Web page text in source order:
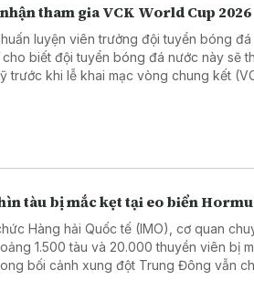
tham gia VCK World Cup 2026
luyện viên trưởng đội tuyển bóng đá
biết đội tuyển bóng đá nước này sẽ
trước khi lễ khai mạc vòng chung kết
tàu bị mắc kẹt tại eo biển
Hàng hải Quốc tế (IMO), cơ quan
1.500 tàu và 20.000 thuyền viên bị
bối cảnh xung đột Trung Đông vẫn